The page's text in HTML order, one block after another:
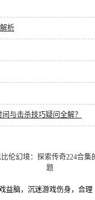
析
与击杀技巧疑问全解？
伦幻境：探索传奇224合集
题
益脑，沉迷游戏伤身，合理